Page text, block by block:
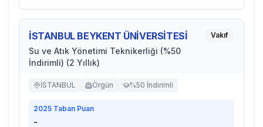
İSTANBUL BEYKENT ÜNİVERSİTESİ
Su ve Atık Yönetimi Teknikerliği (%50
İndirimli) (2 Yıllık)
Vakıf
İSTANBUL Örgün %50 İndirimli
2025 Taban Puan
-